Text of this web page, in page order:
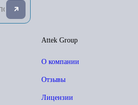
Attek Group
О компании
Отзывы
Лицензии